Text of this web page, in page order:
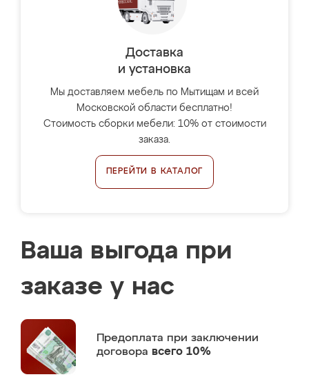
Доставка
и установка
Мы доставляем мебель по Мытищам и всей
Московской области бесплатно!
Стоимость сборки мебели: 10% от стоимости
заказа.
ПЕРЕЙТИ В КАТАЛОГ
Ваша выгода при
заказе у нас
Предоплата при заключении
договора всего 10%